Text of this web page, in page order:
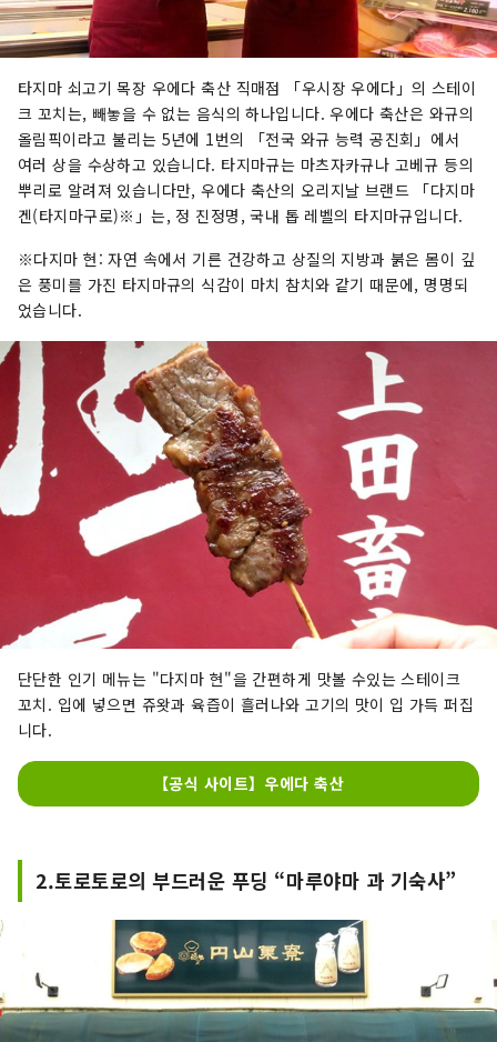
타지마 쇠고기 목장 우에다 축산 직매점 「우시장 우에다」의 스테이
크 꼬치는, 빼놓을 수 없는 음식의 하나입니다. 우에다 축산은 와규의
올림픽이라고 불리는 5년에 1번의 「전국 와규 능력 공진회」에서
여러 상을 수상하고 있습니다. 타지마규는 마츠자카규나 고베규 등의
뿌리로 알려져 있습니다만, 우에다 축산의 오리지날 브랜드 「다지마
겐(타지마구로)※」는, 정 진정명, 국내 톱 레벨의 타지마규입니다.
※다지마 현: 자연 속에서 기른 건강하고 상질의 지방과 붉은 몸이 깊
은 풍미를 가진 타지마규의 식감이 마치 참치와 같기 때문에, 명명되
었습니다.
단단한 인기 메뉴는 "다지마 현"을 간편하게 맛볼 수있는 스테이크
꼬치. 입에 넣으면 쥬왓과 육즙이 흘러나와 고기의 맛이 입 가득 퍼집
니다.
【공식 사이트】우에다 축산
2.토로토로의 부드러운 푸딩 “마루야마 과 기숙사”